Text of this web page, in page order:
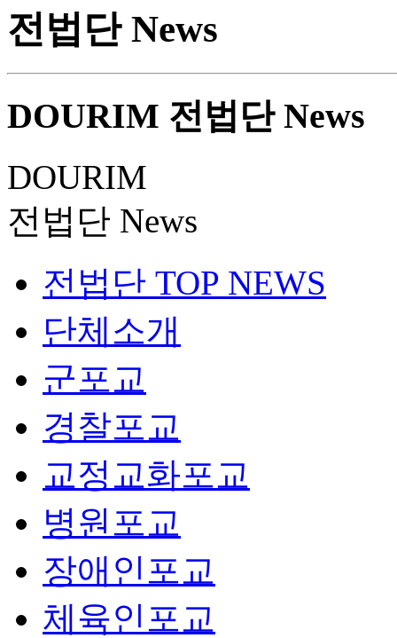
전법단 News
DOURIM 전법단 News
DOURIM
전법단 News
전법단 TOP NEWS
단체소개
군포교
경찰포교
교정교화포교
병원포교
장애인포교
체육인포교